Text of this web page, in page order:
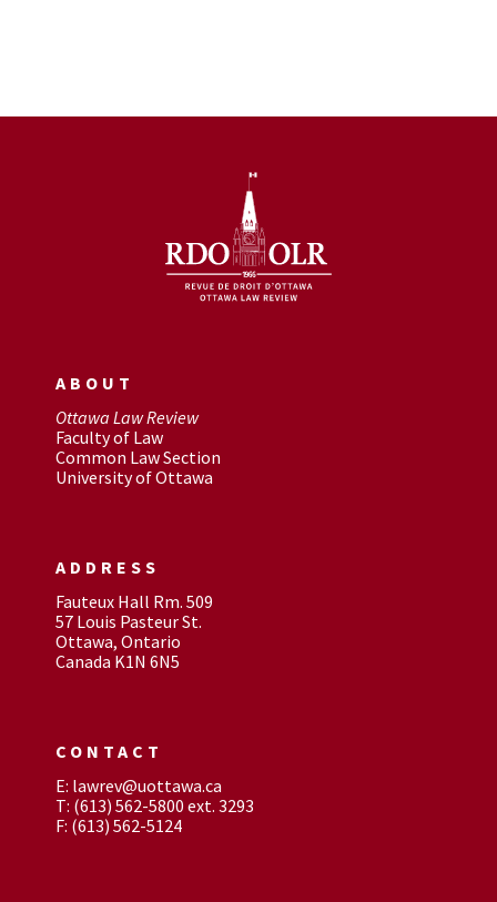
ABOUT
Ottawa Law Review
Faculty of Law
Common Law Section
University of Ottawa
ADDRESS
Fauteux Hall Rm. 509
57 Louis Pasteur St.
Ottawa, Ontario
Canada K1N 6N5
CONTACT
E: lawrev@uottawa.ca
T: (613) 562-5800 ext. 3293
F: (613) 562-5124